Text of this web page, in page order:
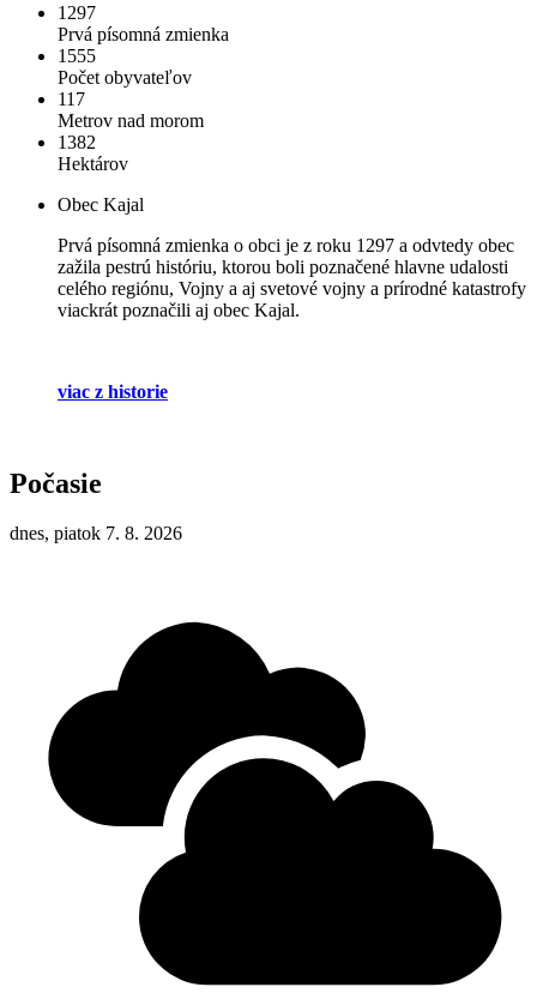
1297
Prvá písomná zmienka
1555
Počet obyvateľov
117
Metrov nad morom
1382
Hektárov
Obec Kajal
Prvá písomná zmienka o obci je z roku 1297 a odvtedy obec
zažila pestrú históriu, ktorou boli poznačené hlavne udalosti
celého regiónu, Vojny a aj svetové vojny a prírodné katastrofy
viackrát poznačili aj obec Kajal.
viac z historie
Počasie
dnes, piatok 7. 8. 2026